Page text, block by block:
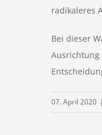
radikaleres
Bei dieser
Ausrichtung
07. April 2020 |